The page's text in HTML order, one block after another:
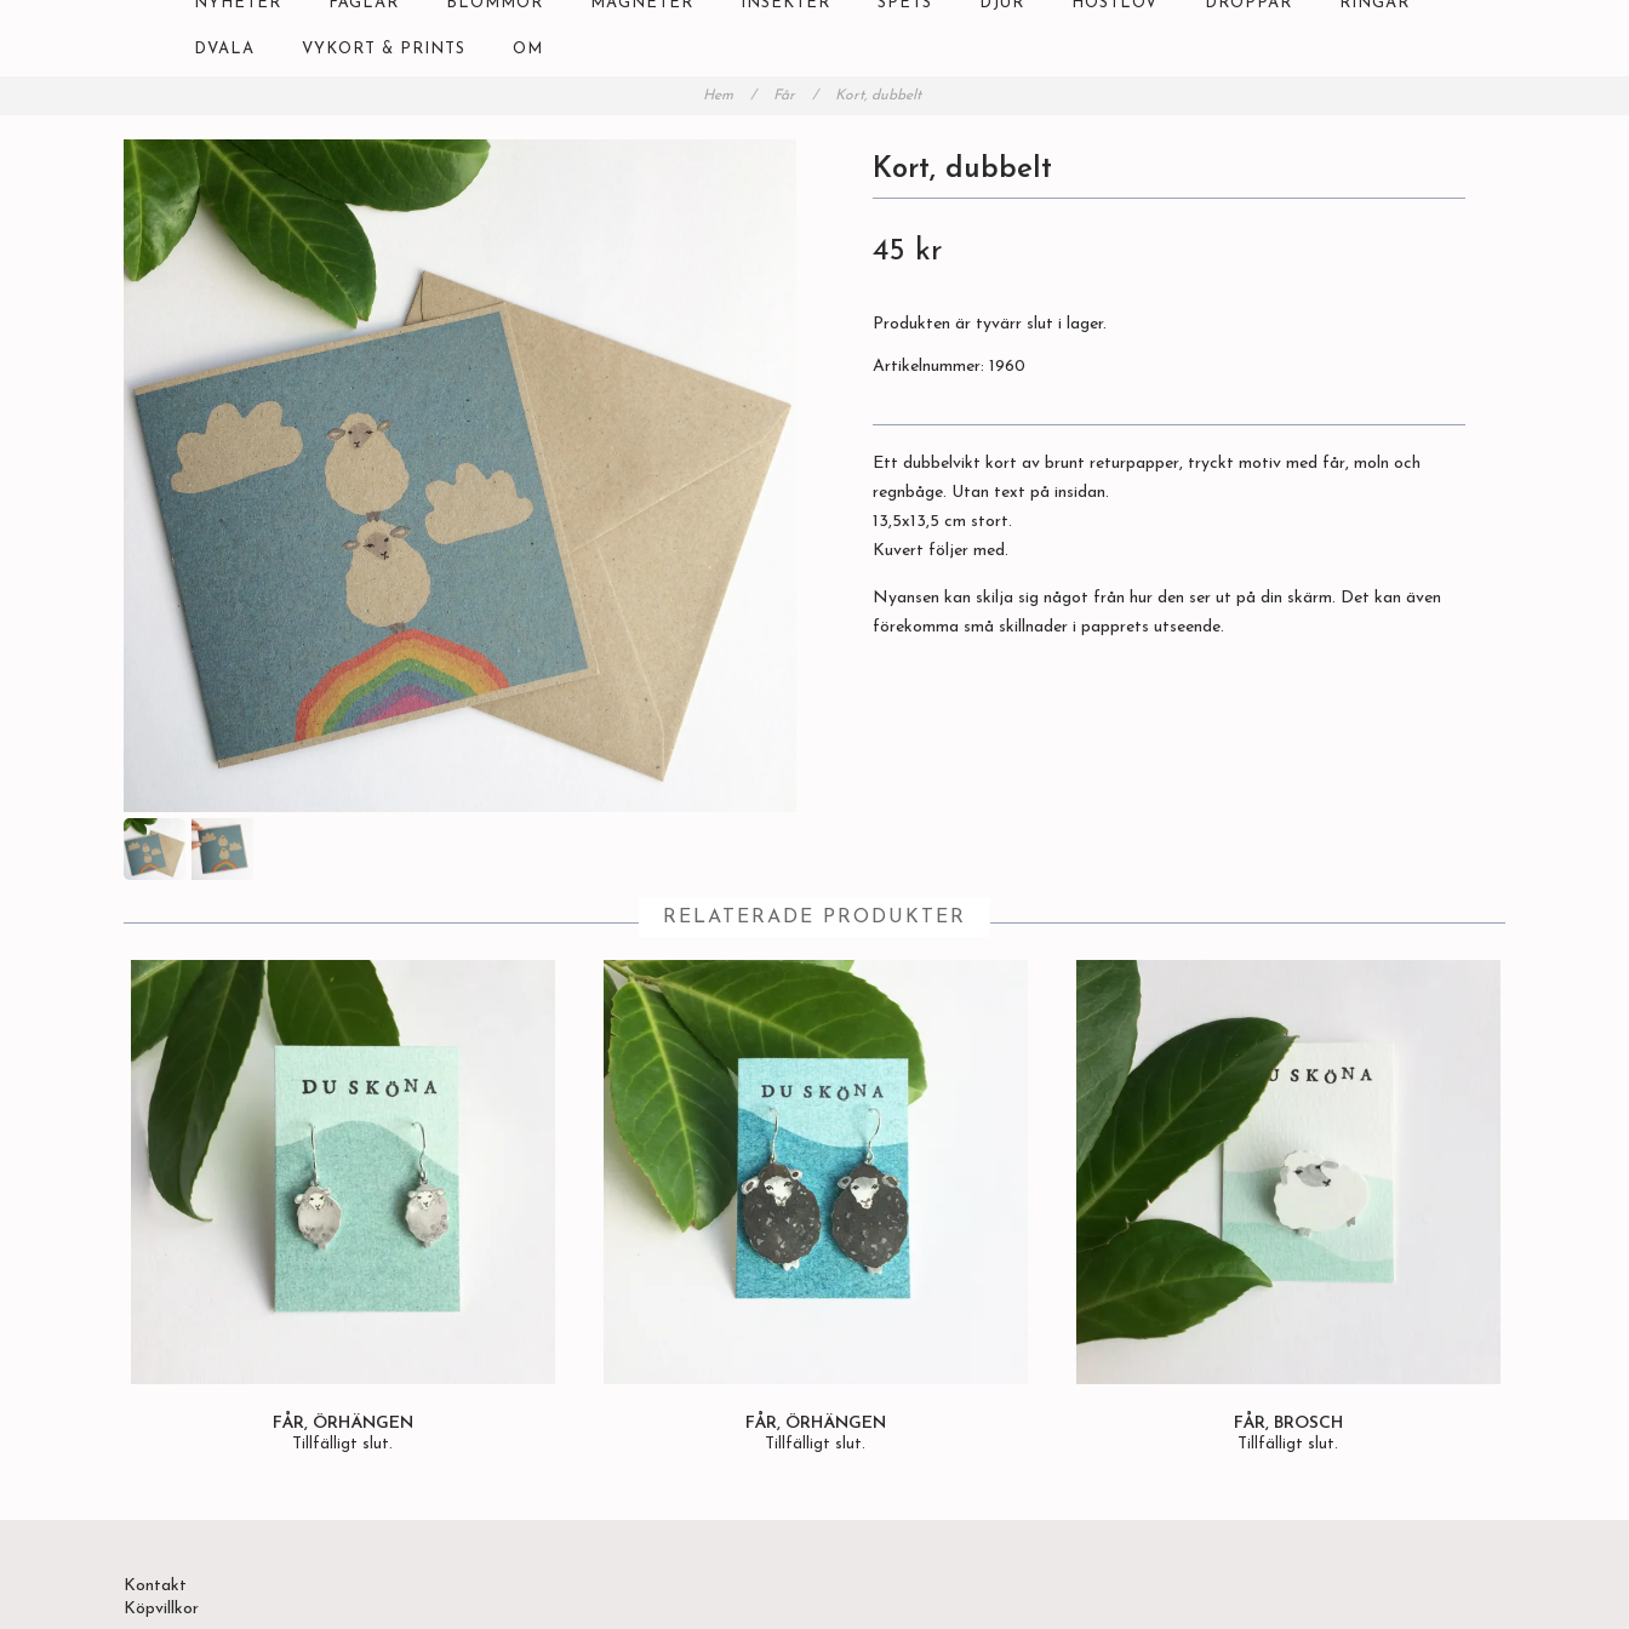
DVALA VYKORT & PRINTS OM
Hem / Får / Kort, dubbelt
Kort, dubbelt
45 kr
Produkten är tyvärr slut i lager.
Artikelnummer: 1960
Ett dubbelvikt kort av brunt returpapper, tryckt motiv med får, moln och
regnbåge. Utan text på insidan.
13,5x13,5 cm stort.
Kuvert följer med.
Nyansen kan skilja sig något från hur den ser ut på din skärm. Det kan även
förekomma små skillnader i papprets utseende.
RELATERADE PRODUKTER
FÅR, ÖRHÄNGEN
Tillfälligt slut.
FÅR, ÖRHÄNGEN
Tillfälligt slut.
FÅR, BROSCH
Tillfälligt slut.
Kontakt
Köpvillkor